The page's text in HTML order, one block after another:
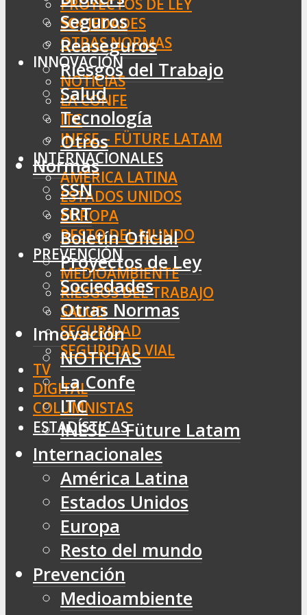
SOCIEDADES
OTRAS NORMAS
INNOVACIÓN
NOTICIAS
LA CONFE
ITC
INESE – FÜTURE LATAM
INTERNACIONALES
AMÉRICA LATINA
ESTADOS UNIDOS
EUROPA
RESTO DEL MUNDO
PREVENCIÓN
MEDIOAMBIENTE
RIESGOS DEL TRABAJO
SALUD
SEGURIDAD
SEGURIDAD VIAL
TV
DIGITAL
COLUMNISTAS
ESTADÍSTICAS
Seguros
Reaseguros
Riesgos del Trabajo
Salud
Tecnología
Otros
Normas
SSN
SRT
Boletín Oficial
Proyectos de Ley
Sociedades
Otras Normas
Innovación
NOTICIAS
La Confe
ITC
INESE – Füture Latam
Internacionales
América Latina
Estados Unidos
Europa
Resto del mundo
Prevención
Medioambiente